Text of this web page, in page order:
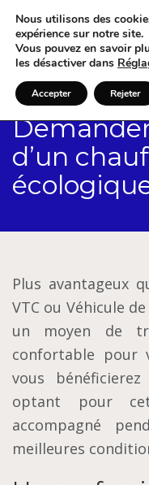
d’un
Plus avantageux
VTC ou Véhicule
un moyen de
confortable pour
vous
optant pour
accompagné
meilleures
Nous utilisons des
expérience sur notre site.
Vous pouvez en savoir
les désactiver dans
Accepter Rejeter